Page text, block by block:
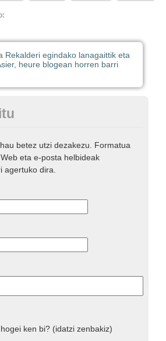
Rekalderi egindako lanagaittik eta
heure blogean horren barri
betez utzi dezakezu. Formatua
eta e-posta helbideak
agertuko dira.
ken bi? (idatzi zenbakiz)